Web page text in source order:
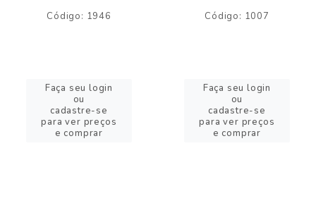
Código: 1946
Faça seu login
ou
cadastre-se
para ver preços
e comprar
Código: 1007
Faça seu login
ou
cadastre-se
para ver preços
e comprar